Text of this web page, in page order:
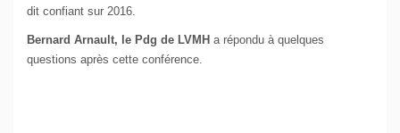
dit confiant sur 2016.
Bernard Arnault, le Pdg de LVMH a répondu à quelques
questions après cette conférence.